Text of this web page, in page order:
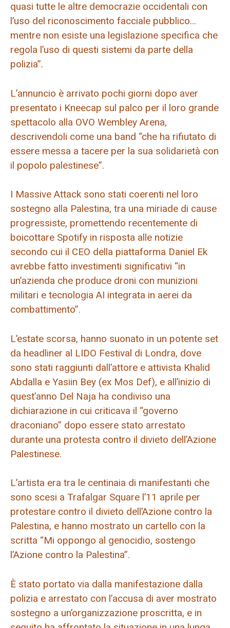
quasi tutte le altre democrazie occidentali con
l’uso del riconoscimento facciale pubblico…
mentre non esiste una legislazione specifica che
regola l’uso di questi sistemi da parte della
polizia”.
L’annuncio è arrivato pochi giorni dopo aver
presentato i Kneecap sul palco per il loro grande
spettacolo alla OVO Wembley Arena,
descrivendoli come una band “che ha rifiutato di
essere messa a tacere per la sua solidarietà con
il popolo palestinese”.
I Massive Attack sono stati coerenti nel loro
sostegno alla Palestina, tra una miriade di cause
progressiste, promettendo recentemente di
boicottare Spotify in risposta alle notizie
secondo cui il CEO della piattaforma Daniel Ek
avrebbe fatto investimenti significativi “in
un’azienda che produce droni con munizioni
militari e tecnologia AI integrata in aerei da
combattimento”.
L’estate scorsa, hanno suonato in un potente set
da headliner al LIDO Festival di Londra, dove
sono stati raggiunti dall’attore e attivista Khalid
Abdalla e Yasiin Bey (ex Mos Def), e all’inizio di
quest’anno Del Naja ha condiviso una
dichiarazione in cui criticava il “governo
draconiano” dopo essere stato arrestato
durante una protesta contro il divieto dell’Azione
Palestinese.
L’artista era tra le centinaia di manifestanti che
sono scesi a Trafalgar Square l’11 aprile per
protestare contro il divieto dell’Azione contro la
Palestina, e hanno mostrato un cartello con la
scritta “Mi oppongo al genocidio, sostengo
l’Azione contro la Palestina”.
È stato portato via dalla manifestazione dalla
polizia e arrestato con l’accusa di aver mostrato
sostegno a un’organizzazione proscritta, e in